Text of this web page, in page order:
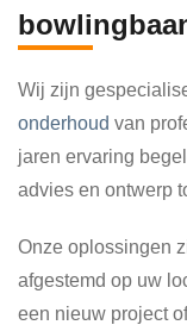
Wij zijn
onderhoud van
jaren ervaring
advies en ontwerp
Onze oplossingen
afgestemd op uw
een nieuw project